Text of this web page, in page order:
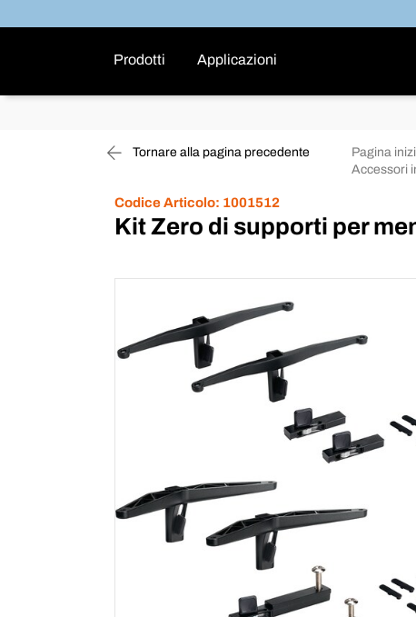
Prodotti Applicazioni
Tornare alla pagina precedente Pagina
Accessori
Codice Articolo: 1001512
Kit Zero di supporti per